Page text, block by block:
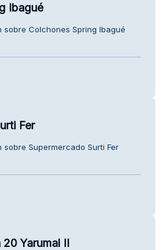
Ibagué
sobre Colchones Spring Ibagué
Fer
Supermercado Surti Fer
Yarumal II